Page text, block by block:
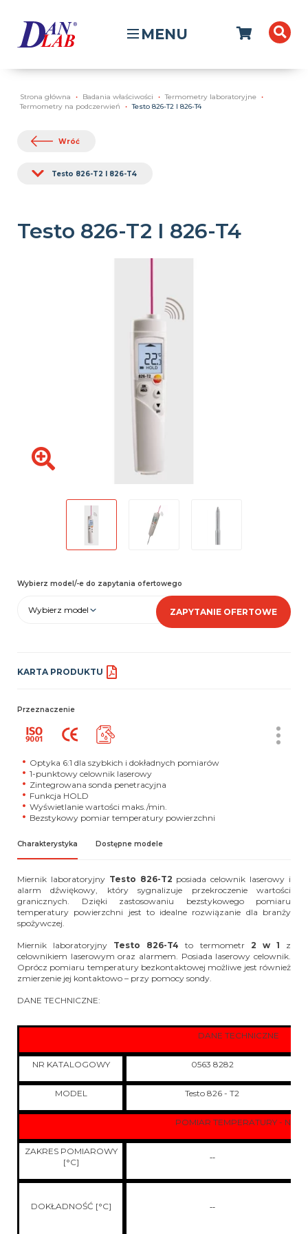
MENU
Strona główna Badania właściwości
Termometry laboratoryjne
Termometry na podczerwień
Testo 826-T2 I 826-T4
Wróć
Testo 826-T2 I 826-T4
Testo 826-T2 I 826-T4
Wybierz model/-e do zapytania ofertowego
Wybierz model ZAPYTANIE OFERTOWE
KARTA PRODUKTU
Przeznaczenie
Optyka 6:1 dla szybkich i dokładnych pomiarów
1-punktowy celownik laserowy
Zintegrowana sonda penetracyjna
Funkcja HOLD
Wyświetlanie wartości maks./min.
Bezstykowy pomiar temperatury powierzchni
Charakterystyka Dostępne modele
Miernik laboratoryjny Testo 826-T2 posiada celownik laserowy i
alarm dźwiękowy, który sygnalizuje przekroczenie wartości
granicznych. Dzięki zastosowaniu bezstykowego pomiaru
temperatury powierzchni jest to idealne rozwiązanie dla branży
spożywczej.
Miernik laboratoryjny Testo 826-T4 to termometr 2 w 1 z
celownikiem laserowym oraz alarmem. Posiada laserowy celownik.
Oprócz pomiaru temperatury bezkontaktowej możliwe jest również
zmierzenie jej kontaktowo – przy pomocy sondy.
DANE TECHNICZNE:
DANE TECHNICZNE
NR KATALOGOWY 0563 8282
MODEL Testo 826 - T2
POMIAR TEMPERATURY - NTC
ZAKRES POMIAROWY
[°C]
--
DOKŁADNOŚĆ [°C] --